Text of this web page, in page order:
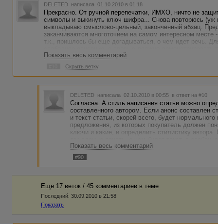
DELETED написала 01.10.2010 в 01:18
Прекрасно. От ручной перепечатки, ИМХО, ничто не
символы и выкинуть ключ шифра... Снова повторюсь (уж
выкладываю смыслово-цельный, законченный абзац.
заканчиваются многоточием на самом интересном
т.к., пришлось бы еще догадываться, о чем идет речь.
Показать весь комментарий
Скрыть ветку
DELETED написала 02.10.2010 в 00:55 в ответ на #10
Согласна. А стиль написания статьи можно
составленного автором. Если анонс составлен
и текст статьи, скорей всего, будет
предложения, из которых покупатель должен
ключи и какие, и определить стилистику
Показать весь комментарий
#90
Еще 17 веток / 45 комментариев в темe
Последний: 30.09.2010 в 21:58
Показать